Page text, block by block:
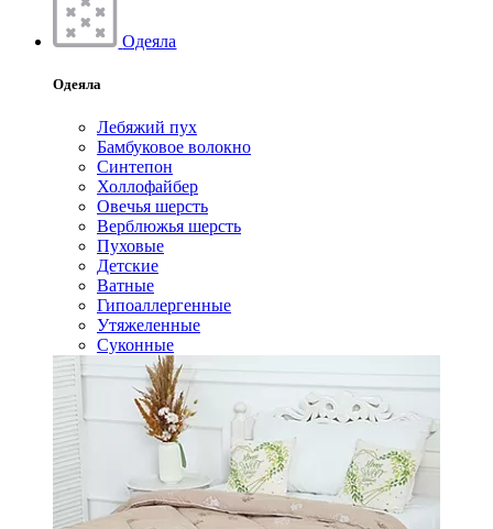
Одеяла
Одеяла
Лебяжий пух
Бамбуковое волокно
Синтепон
Холлофайбер
Овечья шерсть
Верблюжья шерсть
Пуховые
Детские
Ватные
Гипоаллергенные
Утяжеленные
Суконные